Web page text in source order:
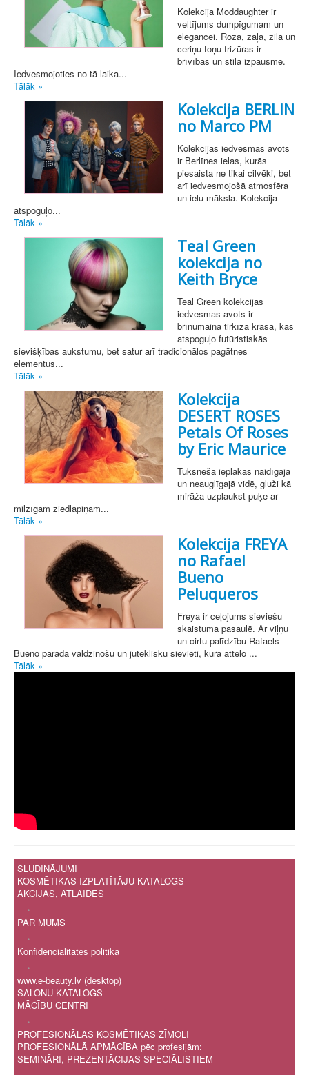
Kolekcija Moddaughter ir
veltījums dumpīgumam un
elegancei. Rozā, zaļā, zilā un
ceriņu toņu frizūras ir
brīvības un stila izpausme.
Iedvesmojoties no tā laika...
Tālāk »
Kolekcija BERLIN
no Marco PM
Kolekcijas iedvesmas avots
ir Berlīnes ielas, kurās
piesaista ne tikai cilvēki, bet
arī iedvesmojošā atmosfēra
un ielu māksla. Kolekcija
atspoguļo...
Tālāk »
Teal Green
kolekcija no
Keith Bryce
Teal Green kolekcijas
iedvesmas avots ir
brīnumainā tirkīza krāsa, kas
atspoguļo futūristiskās
sievišķības aukstumu, bet satur arī tradicionālos pagātnes
elementus...
Tālāk »
Kolekcija
DESERT ROSES
Petals Of Roses
by Eric Maurice
Tuksneša ieplakas naidīgajā
un neauglīgajā vidē, gluži kā
mirāža uzplaukst puķe ar
milzīgām ziedlapiņām...
Tālāk »
Kolekcija FREYA
no Rafael
Bueno
Peluqueros
Freya ir ceļojums sieviešu
skaistuma pasaulē. Ar viļņu
un cirtu palīdzību Rafaels
Bueno parāda valdzinošu un juteklisku sievieti, kura attēlo ...
Tālāk »
SLUDINĀJUMI
KOSMĒTIKAS IZPLATĪTĀJU KATALOGS
AKCIJAS, ATLAIDES
.
PAR MUMS
.
Konfidencialitātes politika
.
www.e-beauty.lv (desktop)
SALONU KATALOGS
MĀCĪBU CENTRI
.
PROFESIONĀLAS KOSMĒTIKAS ZĪMOLI
PROFESIONĀLĀ APMĀCĪBA pēc profesijām:
SEMINĀRI, PREZENTĀCIJAS SPECIĀLISTIEM